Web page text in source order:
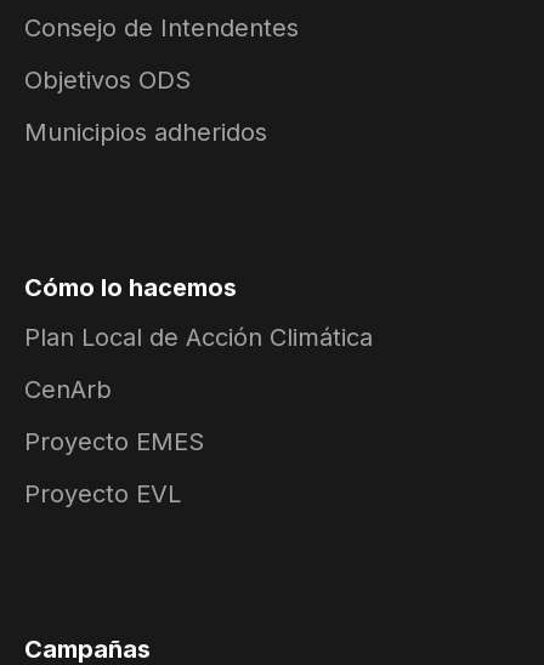
Consejo de Intendentes
Objetivos ODS
Municipios adheridos
Cómo lo hacemos
Plan Local de Acción Climática
CenArb
Proyecto EMES
Proyecto EVL
Campañas